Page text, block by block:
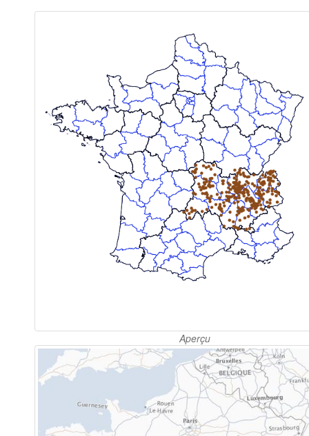
Aperçu